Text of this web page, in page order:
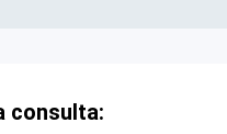
consulta: